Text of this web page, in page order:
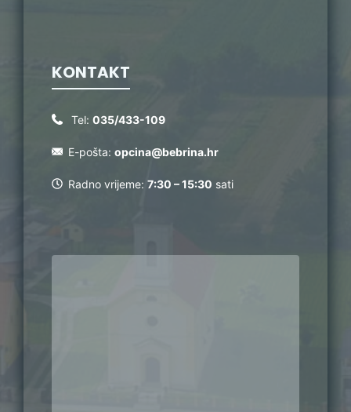
KONTAKT
Tel: 035/433-109
E-pošta: opcina@bebrina.hr
Radno vrijeme: 7:30 – 15:30 sati